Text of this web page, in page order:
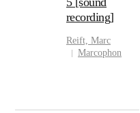
recording]
Reift, Marc
Marcophon